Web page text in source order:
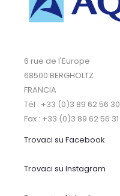
6 rue de l'Europe
68500 BERGHOLTZ
FRANCIA
Tél : +33 (0)3 89 62 56 30
Fax : +33 (0)3 89 62 56 31
Trovaci su Facebook
Trovaci su Instagram